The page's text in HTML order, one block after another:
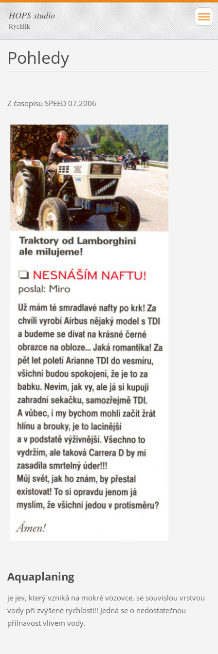
HOPS studio
Rychlik
Pohledy
Z časopisu SPEED 07.2006
Aquaplaning
je jev, který vzniká na mokré vozovce, se souvislou vrstvou
vody při zvýšené rychlosti!! Jedná se o nedostatečnou
přilnavost vlivem vody.